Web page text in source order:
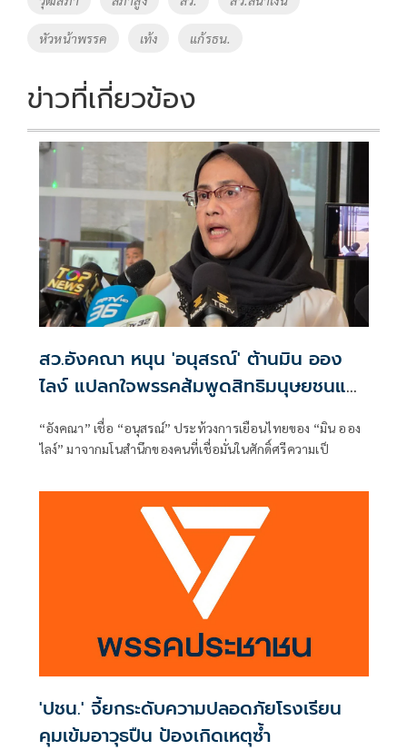
หัวหน้าพรรค เท้ง แก้รธน.
ข่าวที่เกี่ยวข้อง
สว.อังคณา หนุน 'อนุสรณ์' ต้านมิน ออง
ไลง์ แปลกใจพรรคส้มพูดสิทธิมนุษยชนแต่
กลับเงียบ
“อังคณา” เชื่อ “อนุสรณ์” ประท้วงการเยือนไทยของ “มิน ออง
ไลง์” มาจากมโนสำนึกของคนที่เชื่อมั่นในศักดิ์ศรีความเป็
'ปชน.' จี้ยกระดับความปลอดภัยโรงเรียน
คุมเข้มอาวุธปืน ป้องเกิดเหตุซ้ำ